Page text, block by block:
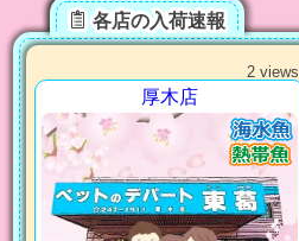
各店の入荷速報
2 views
厚木店